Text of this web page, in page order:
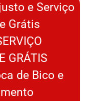
e Serviço
Grátis
GRÁTIS
de Bico e